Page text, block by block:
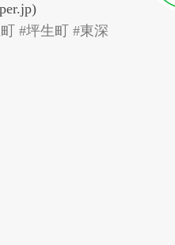
#坪生町 #東深